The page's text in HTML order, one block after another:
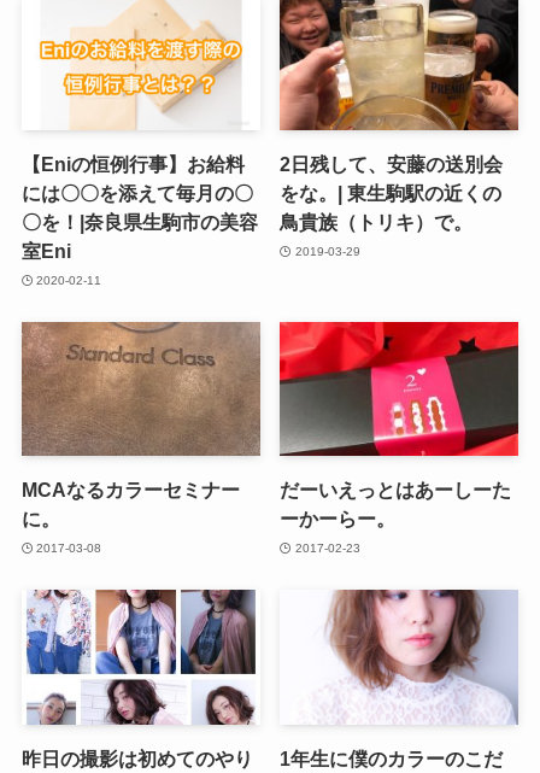
【Eniの恒例行事】お給料
には〇〇を添えて毎月の〇
〇を！|奈良県生駒市の美容
室Eni
2020-02-11
2日残して、安藤の送別会
をな。| 東生駒駅の近くの
鳥貴族（トリキ）で。
2019-03-29
MCAなるカラーセミナー
に。
2017-03-08
だーいえっとはあーしーた
ーかーらー。
2017-02-23
昨日の撮影は初めてのやり
1年生に僕のカラーのこだ